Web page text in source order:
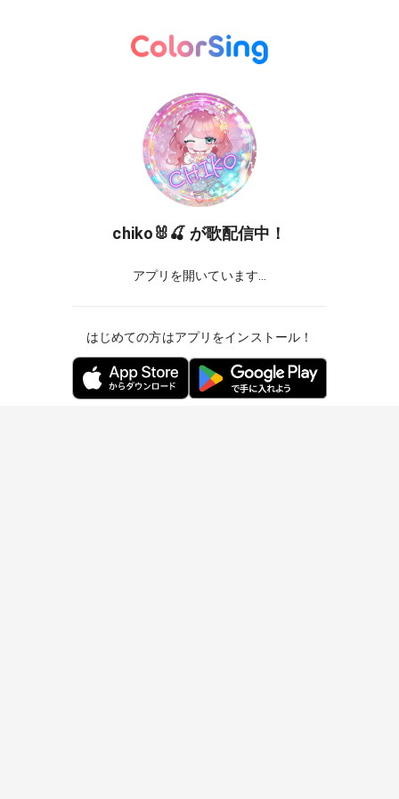
chiko🐰🍒 が歌配信中！
アプリを開いています...
はじめての方はアプリをインストール！